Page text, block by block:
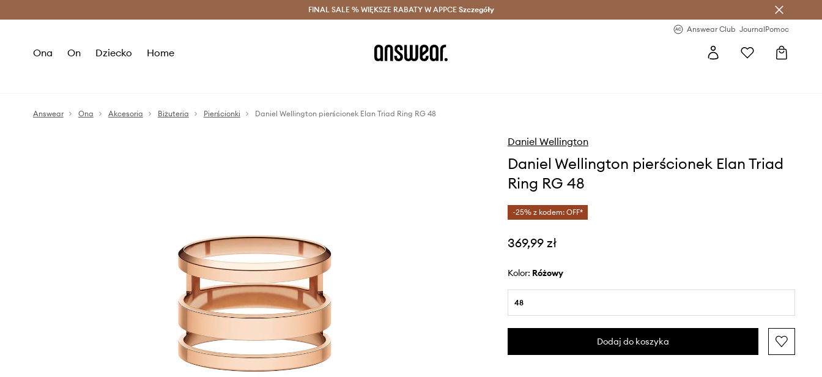
Oszczędzaj z Answear Club > Dostawa nawet w 24h >
FINAL SALE % WIĘKSZE RABATY W APPCE Szczegóły
Answear Club JournalPomoc
Ona On Dziecko Home
Answear Ona Akcesoria Biżuteria Pierścionki Daniel Wellington pierścionek Elan Triad Ring RG 48
Daniel Wellington
Daniel Wellington pierścionek Elan Triad
Ring RG 48
-25% z kodem: OFF*
369,99 zł
Kolor: różowy
48
Dodaj do koszyka